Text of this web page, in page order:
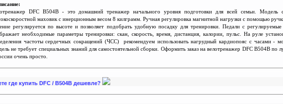
DFC B504B - это домашний тренажер начального уровня подготовки для всей семьи. Модель
маховик с инерционным весом 8 килграмм. Ручная регулировка магнитной нагрузки с помощью
регулируется по высоте и позволяет подобрать удобную посадку для тренировки. Педали с
необходимые параметры тренировки: скан, скорость, время, дистанция, калории, пульс. На руле
частоты сердечных сокращений (ЧСС) рекомендуем использовать нагрудный кардиопояс с часами -
не требует специальных знаний для самостоятельной сборки. Оформить заказ на велотренажер DFC B504B по
очень просто.
где купить DFC / B504B дешевле?